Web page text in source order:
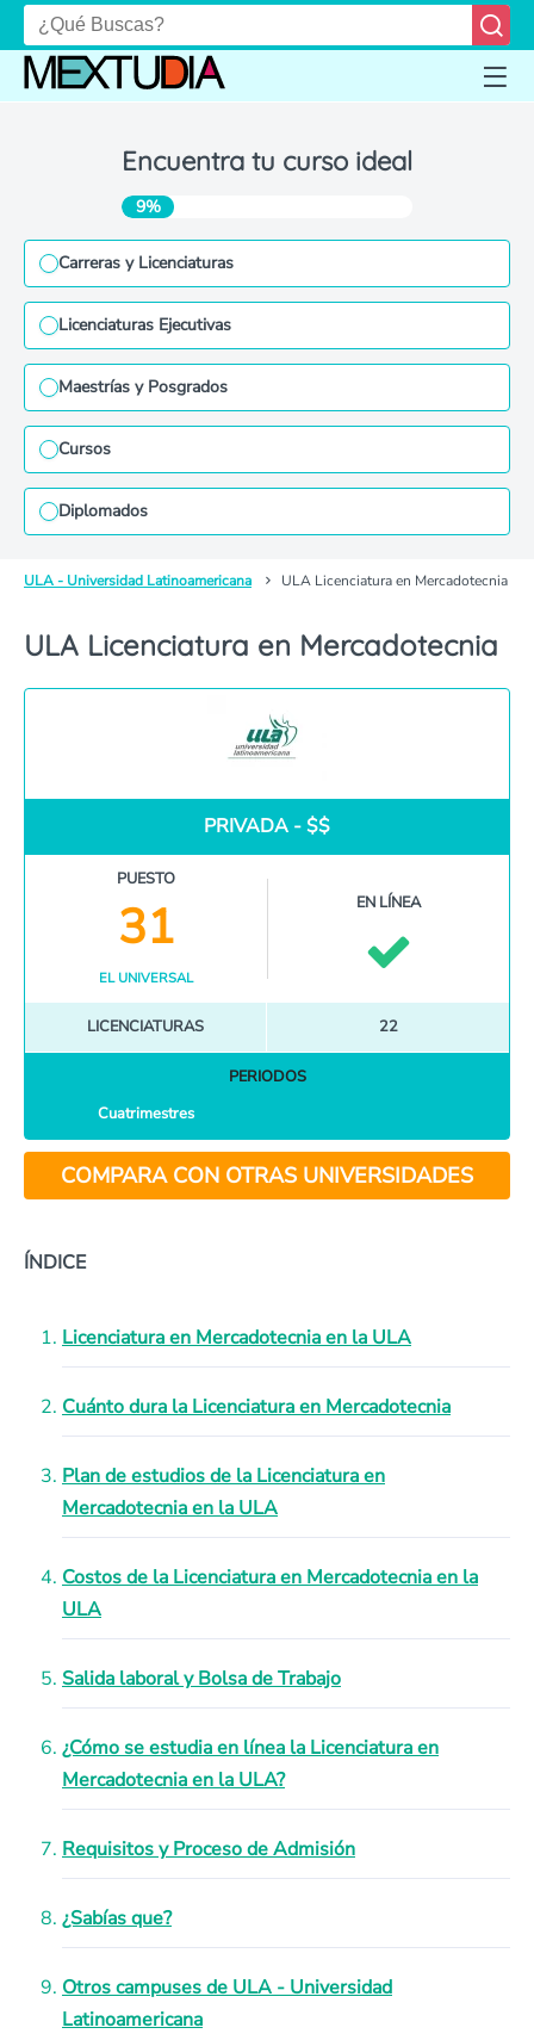
Encuentra tu curso ideal
9%
Carreras y Licenciaturas
Licenciaturas Ejecutivas
Maestrías y Posgrados
Cursos
Diplomados
ULA - Universidad Latinoamericana ULA Licenciatura en Mercadotecnia
ULA Licenciatura en Mercadotecnia
PRIVADA - $$
PUESTO
31
EL UNIVERSAL
EN LÍNEA
LICENCIATURAS 22
PERIODOS
Cuatrimestres
COMPARA CON OTRAS UNIVERSIDADES
ÍNDICE
Licenciatura en Mercadotecnia en la ULA
Cuánto dura la Licenciatura en Mercadotecnia
Plan de estudios de la Licenciatura en
Mercadotecnia en la ULA
Costos de la Licenciatura en Mercadotecnia en la
ULA
Salida laboral y Bolsa de Trabajo
¿Cómo se estudia en línea la Licenciatura en
Mercadotecnia en la ULA?
Requisitos y Proceso de Admisión
¿Sabías que?
Otros campuses de ULA - Universidad
Latinoamericana